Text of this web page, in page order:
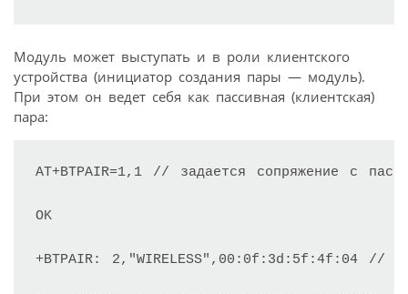
Модуль может выступать и в роли клиентского
устройства (инициатор создания пары — модуль).
При этом он ведет себя как пассивная (клиентская)
пара:
AT+BTPAIR=1,1 // задается сопряжение с
OK
+BTPAIR: 2,"WIRELESS",00:0f:3d:5f:4f:04 //